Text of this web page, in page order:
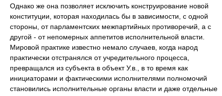
Однако же она позволяет исключить конструирование новой
конституции, которая находилась бы в зависимости, с одной
стороны, от парламентских межпартийных противоречий, а с
другой - от непомерных аппетитов исполнительной власти.
Мировой практике известно немало случаев, когда народ
практически отстранялся от учредительного процесса,
превращался из субъекта в объект У.в., в то время как
инициаторами и фактическими исполнителями полномочий
становились исполнительные органы власти и даже отдельные